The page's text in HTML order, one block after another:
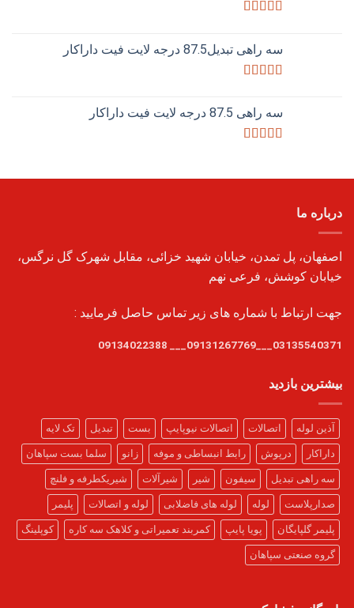
سه راهی تبدیل87.5 درجه لایت فیت داراکار
سه راهی 87.5 درجه لایت فیت داراکار
درباره ما
اصفهان، پل تمدن، خیابان شهید خزائی، مقابل شهرک گل نرگس،
خیابان کوشش، فرعی نهم
جهت ارتباط با شماره های زیر تماس حاصل فرمایید :
03135540371___09131267769___ 09134022388
بیشترین بازدید
آذین لوله اتصالات اتصالات نیوپایپ بست تبدیل تک لایه
داراکار درپوش رابط انبساطی و موفه زانو سلما بست سپاهان
سه راهی تبدیل سیفون شیر شیرآلات شیریکطرفه و فلنچ
صدارپلاست لوله لوله های فاضلابی لوله و اتصالات پلیمر
پلیمر گلپایگان پویا پایپ کمربند تعمیراتی و کلاهک سه کاره کوپلینگ
گروه صنعتی سپاهان